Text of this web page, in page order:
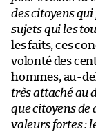
des citoyens qui
sujets qui les
les faits, ces
volonté des
hommes, au-
très attaché au
que citoyens de
valeurs fortes :